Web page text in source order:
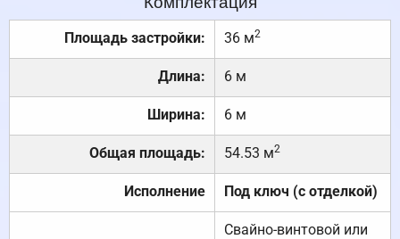
Площадь застройки: 36 м2
Длина: 6 м
Ширина: 6 м
Общая площадь: 54.53 м2
Исполнение Под ключ (с отделкой)
Свайно-винтовой или